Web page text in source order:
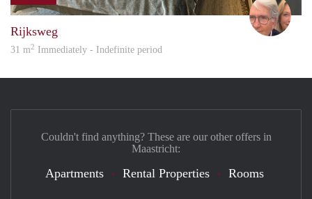
Rijksweg
31 m2 Immediately - Indefinite period
Couldn't find anything? These are our other offers in
Maastricht:
Apartments Rental Properties Rooms